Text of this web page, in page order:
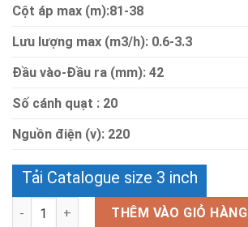
Cột áp max (m):81-38
Lưu lượng max (m3/h): 0.6-3.3
Đầu vào-Đầu ra (mm): 42
Số cánh quạt : 20
Nguồn điện (v): 220
Tải Catalogue size 3 inch
Số lượng THÊM VÀO GIỎ HÀNG